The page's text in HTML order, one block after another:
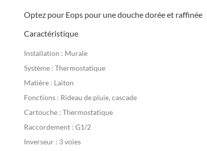
Optez pour Eops pour une douche dorée et raffinée
Caractéristique
Installation : Murale
Système : Thermostatique
Matière : Laiton
Fonctions : Rideau de pluie, cascade
Cartouche : Thermostatique
Raccordement : G1/2
Inverseur : 3 voies